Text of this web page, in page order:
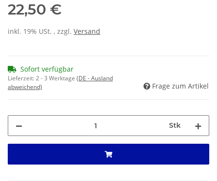
22,50 €
inkl. 19% USt. , zzgl. Versand
Sofort verfügbar
Lieferzeit:2 - 3 Werktage (DE - Ausland
abweichend)
Frage zum Artikel
Stk